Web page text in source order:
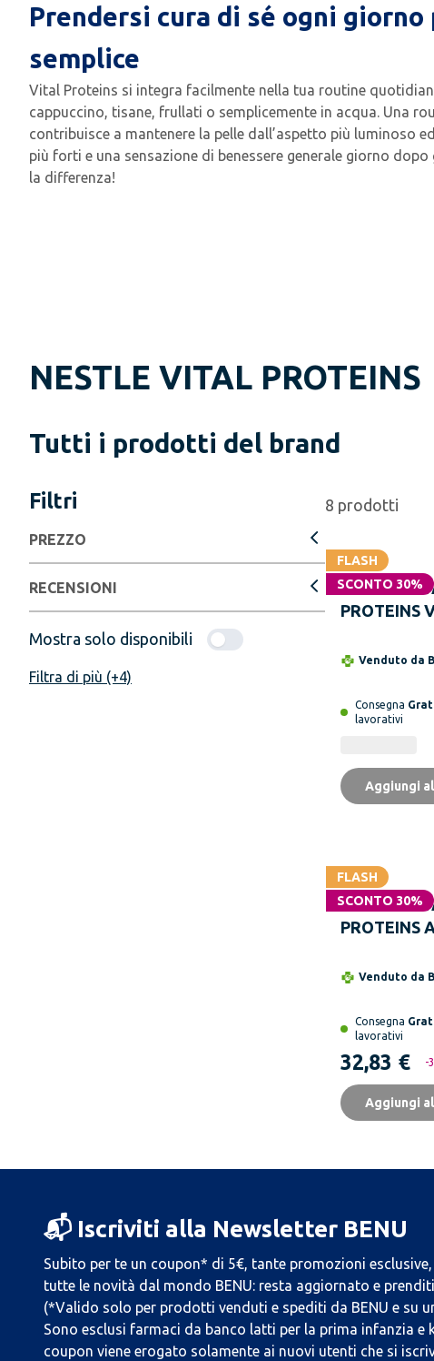
Prendersi cura di sé ogni giorno
semplice
Vital Proteins si integra facilmente nella tua routine
cappuccino, tisane, frullati o semplicemente in acqua. Una
contribuisce a mantenere la pelle dall’aspetto più luminoso
più forti e una sensazione di benessere generale giorno
la differenza!
NESTLE VITAL PROTEINS
Tutti i prodotti del brand
Filtri
PREZZO
RECENSIONI
Mostra solo disponibili
Filtra di più (+4)
8 prodotti
FLASH
SCONTO 30%
NESTLE
PROTEINS
Venduto da
Consegna
lavorativi
Aggiungi
FLASH
SCONTO 30%
NESTLE
PROTEINS
Integratore
Ialuronico
Venduto da
Consegna
lavorativi
32,83 € -
Aggiungi
📬 Iscriviti alla Newsletter BENU
Subito per te un coupon* di 5€, tante promozioni
tutte le novità dal mondo BENU: resta aggiornato e
(*Valido solo per prodotti venduti e spediti da BENU e su
Sono esclusi farmaci da banco latti per la prima infanzia e
coupon viene erogato solamente ai nuovi utenti che si